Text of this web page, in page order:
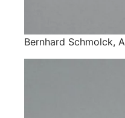
Bernhard Schmolck,